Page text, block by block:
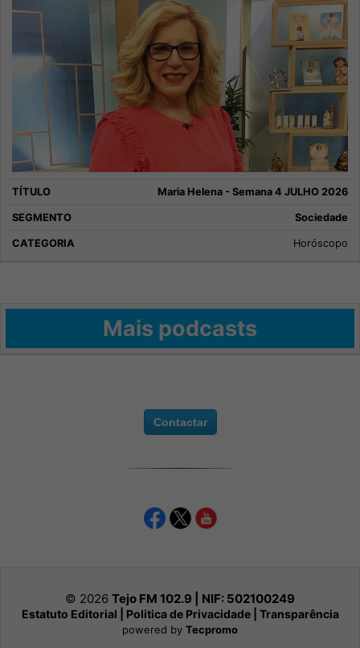
Maria Helena - Semana 4 JULHO 2026
Sociedade
Horóscopo
Mais podcasts
Contactar
© 2026 Tejo FM 102.9 | NIF: 502100249
Estatuto Editorial Politica de Privacidade| Transparência
powered by Tecpromo